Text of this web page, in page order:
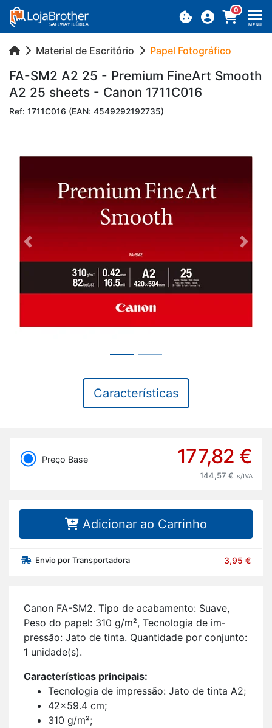
0
MENU
Material de Escritório Papel Fotográfico
FA-SM2 A2 25 - Pre­mium Fi­neArt Smooth
A2 25 sheets - Canon 1711C016
Ref: 1711C016 (EAN: 4549292192735)
Previous Next
Características
Preço Base 177,82 €
144,57 € s/IVA
Adicionar ao Carrinho
Envio por Transportadora 3,95 €
Canon FA-SM2. Tipo de aca­ba­mento: Suave,
Peso do papel: 310 g/m², Tec­no­logia de im­
pressão: Jato de tinta. Quan­ti­dade por con­junto:
1 uni­dade(s).
Ca­rac­te­rís­ticas prin­ci­pais:
Tec­no­logia de im­pressão: Jato de tinta A2;
42x59.4 cm;
310 g/m²;